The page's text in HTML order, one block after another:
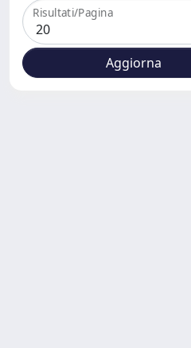
Risultati/Pagina